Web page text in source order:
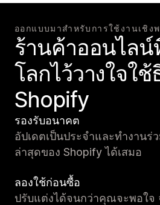
ออกแบบมาสำหรับการใช้งานเชิง
ร้านค้าออนไล
โลกไว้วางใจใช้
Shopify
รองรับอนาคต
อัปเดตเป็นประจำและทำงานร่
ล่าสุดของ Shopify ได้เสมอ
ลองใช้ก่อนซื้อ
ปรับแต่งได้จนกว่าคุณจะพอใจ